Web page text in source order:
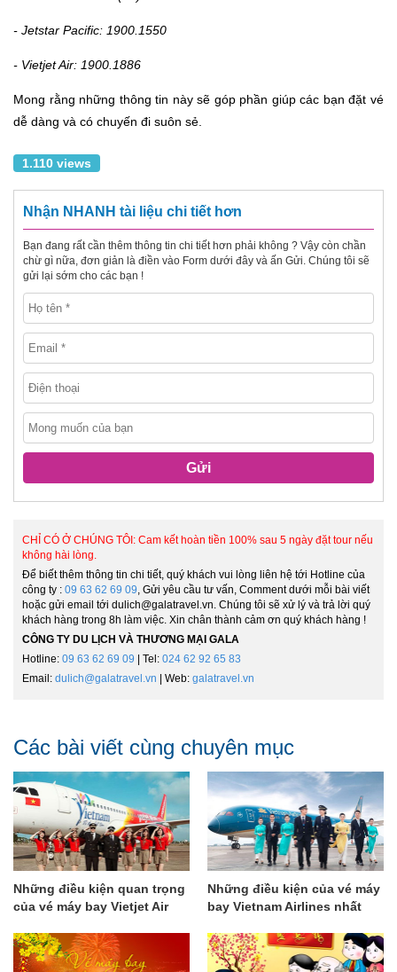
- Jetstar Pacific: 1900.1550
- Vietjet Air: 1900.1886
Mong rằng những thông tin này sẽ góp phần giúp các bạn đặt vé
dễ dàng và có chuyến đi suôn sẻ.
1.110 views
Nhận NHANH tài liệu chi tiết hơn
Bạn đang rất cần thêm thông tin chi tiết hơn phải không ? Vậy còn chần
chừ gì nữa, đơn giản là điền vào Form dưới đây và ấn Gửi. Chúng tôi sẽ
gửi lại sớm cho các bạn !
Gửi
CHỈ CÓ Ở CHÚNG TÔI: Cam kết hoàn tiền 100% sau 5 ngày đặt tour nếu
không hài lòng.
Để biết thêm thông tin chi tiết, quý khách vui lòng liên hệ tới Hotline của
công ty : 09 63 62 69 09, Gửi yêu cầu tư vấn, Comment dưới mỗi bài viết
hoặc gửi email tới dulich@galatravel.vn. Chúng tôi sẽ xử lý và trả lời quý
khách hàng trong 8h làm việc. Xin chân thành cảm ơn quý khách hàng !
CÔNG TY DU LỊCH VÀ THƯƠNG MẠI GALA
Hotline: 09 63 62 69 09 | Tel: 024 62 92 65 83
Email: dulich@galatravel.vn | Web: galatravel.vn
Các bài viết cùng chuyên mục
Những điều kiện quan trọng
của vé máy bay Vietjet Air
Những điều kiện của vé máy
bay Vietnam Airlines nhất